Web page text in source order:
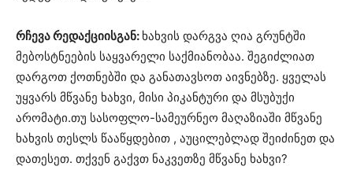
რჩევა რედაქციისგან: ხახვის დარგვა ღია გრუნტში
მებოსტნეების საყვარელი საქმიანობაა. შეგიძლიათ
დარგოთ ქოთნებში და განათავსოთ აივნებზე. ყველას
უყვარს მწვანე ხახვი, მისი პიკანტური და მსუბუქი
არომატი.თუ სასოფლო-სამეურნეო მაღაზიაში მწვანე
ხახვის თესლს წააწყდებით , აუცილებლად შეიძინეთ და
დათესეთ. თქვენ გაქვთ ნაკვეთზე მწვანე ხახვი?